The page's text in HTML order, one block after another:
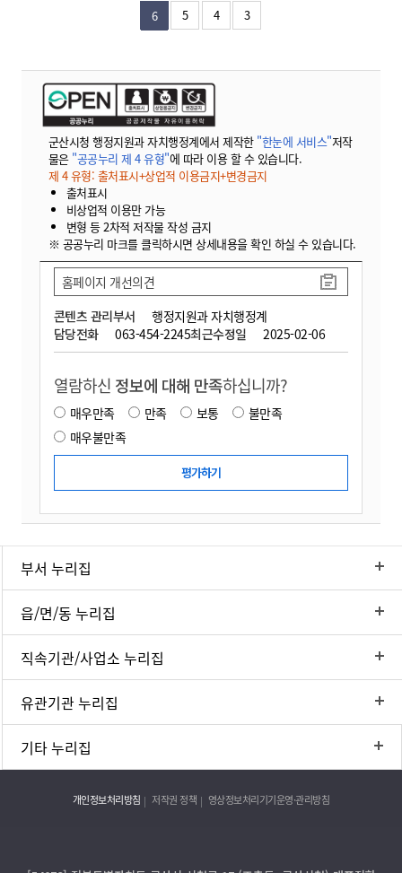
6 5 4 3
군산시청 행정지원과 자치행정계에서 제작한 "한눈에 서비스"저작
물은 "공공누리 제 4 유형"에 따라 이용 할 수 있습니다.
제 4 유형: 출처표시+상업적 이용금지+변경금지
출처표시
비상업적 이용만 가능
변형 등 2차적 저작물 작성 금지
※ 공공누리 마크를 클릭하시면 상세내용을 확인 하실 수 있습니다.
콘텐츠 관리부서
행정지원과 자치행정계
담당전화
063-454-2245최근수정일 2025-02-06
홈페이지 개선의견
열람하신 정보에 대해 만족하십니까?
매우만족 만족 보통
불만족
매우불만족
부서 누리집
읍/면/동 누리집
직속기관/사업소 누리집
유관기관 누리집
기타 누리집
개인정보처리방침 저작권 정책 영상정보처리기기운영·관리방침